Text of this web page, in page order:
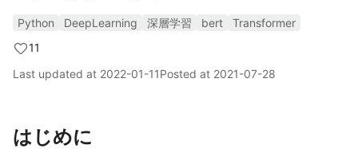
Python DeepLearning 深層学習 bert
Transformer
11
Last updated at 2022-01-11Posted at 2021-07-28
はじめに